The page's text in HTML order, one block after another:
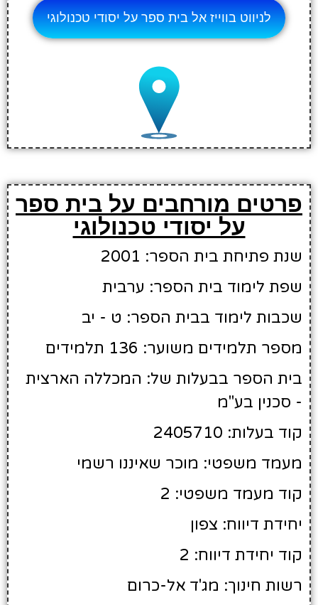
לניווט בווייז אל בית ספר על יסודי טכנולוגי
פרטים מורחבים על בית ספר
על יסודי טכנולוגי
שנת פתיחת בית הספר: 2001
שפת לימוד בית הספר: ערבית
שכבות לימוד בבית הספר: ט - יב
מספר תלמידים משוער: 136 תלמידים
בית הספר בבעלות של: המכללה הארצית
- סכנין בע"מ
קוד בעלות: 2405710
מעמד משפטי: מוכר שאיננו רשמי
קוד מעמד משפטי: 2
יחידת דיווח: צפון
קוד יחידת דיווח: 2
רשות חינוך: מג'ד אל-כרום